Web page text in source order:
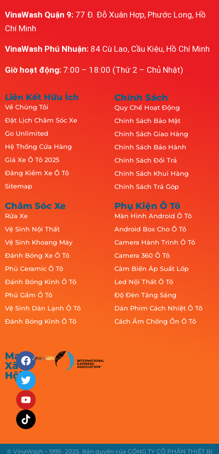
VinaWash Quận 9: 77 Đ. Đỗ Xuân Hợp, Phước Long, Hồ
Chí Minh
VinaWash Phú Nhuận: 84 Cù Lao, Cầu Kiệu, Hồ Chí Minh
Giờ hoạt động: 7:00 – 18:00 (Thứ 2 – Chủ Nhật)
Liên Kết Hữu Ích
Về Chúng Tôi
Đặt Lịch Chăm Sóc Xe
Go Unlimited
Hệ Thống Cửa Hàng
Giá Xe Ô Tô 2025
Đăng Kiểm Xe Ô Tô
Sitemap
Chính Sách
Quy Chế Hoạt Động
Chính Sách Bảo Mật
Chính Sách Giao Hàng
Chính Sách Bảo Hành
Chính Sách Đổi Trả
Chính Sách Khui Hàng
Chính Sách Trả Góp
Chăm Sóc Xe
Rửa Xe
Vệ Sinh Nội Thất
Vệ Sinh Khoang Máy
Đánh Bóng Xe Ô Tô
Phủ Ceramic Ô Tô
Đánh Bóng Kính Ô Tô
Phủ Gầm Ô Tô
Vệ Sinh Dàn Lạnh Ô Tô
Đánh Bóng Kính Ô Tô
Phụ Kiện Ô Tô
Màn Hình Android Ô Tô
Android Box Cho Ô Tô
Camera Hành Trình Ô Tô
Camera 360 Ô Tô
Cảm Biến Áp Suất Lốp
Led Nội Thất Ô Tô
Độ Đèn Tăng Sáng
Dán Phim Cách Nhiệt Ô Tô
Cách Âm Chống Ồn Ô Tô
Mạng
Xã
Hội
© VinaWash – 1995- 2025. Bản quyền của CÔNG TY CỔ PHẦN THIẾT BỊ